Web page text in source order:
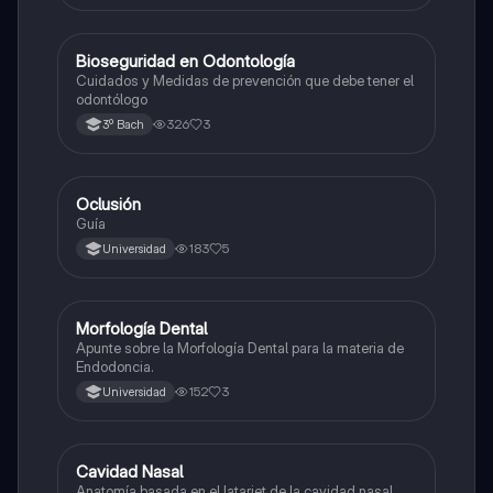
Otros
Bioseguridad en Odontología
Cuidados y Medidas de prevención que debe tener el
odontólogo
3º Bach 326 3
Otros
Oclusión
Guía
Universidad 183 5
Otros
Morfología Dental
Apunte sobre la Morfología Dental para la materia de
Endodoncia.
Universidad 152 3
Otros
Cavidad Nasal